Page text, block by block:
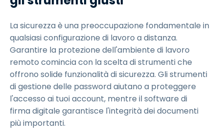
La sicurezza è una preoccupazione fondamentale in
qualsiasi configurazione di lavoro a distanza.
Garantire la protezione dell'ambiente di lavoro
remoto comincia con la scelta di strumenti che
offrono solide funzionalità di sicurezza. Gli strumenti
di gestione delle password aiutano a proteggere
l'accesso ai tuoi account, mentre il software di
firma digitale garantisce l'integrità dei documenti
più importanti.